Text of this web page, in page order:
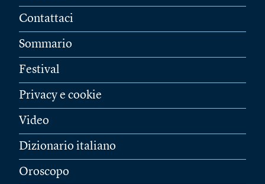
Contattaci
Sommario
Festival
Privacy e cookie
Video
Dizionario italiano
Oroscopo